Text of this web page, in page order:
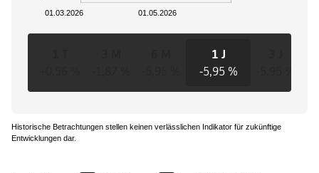
01.05.2026
01.03.2026
1 J
-5,95 %
Historische Betrachtungen stellen keinen verlässlichen Indikator für zukünftige
Entwicklungen dar.